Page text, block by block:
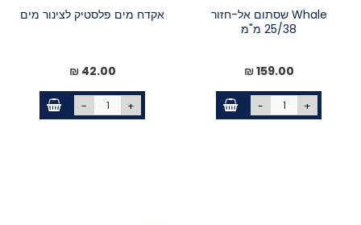
Whale שסתום אל-חזור
25/38 מ"מ
159.00 ₪
- +
אקדח מים פלסטיק לצינור מים
42.00 ₪
- +